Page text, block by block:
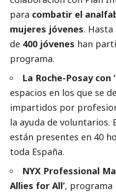
para combatir el
mujeres jóvenes.
de 400 jóvenes han
programa.
La Roche-Posay con
espacios en los que se
impartidos por
la ayuda de voluntarios.
están presentes en 40
toda España.
NYX Professional
Allies for All’, programa